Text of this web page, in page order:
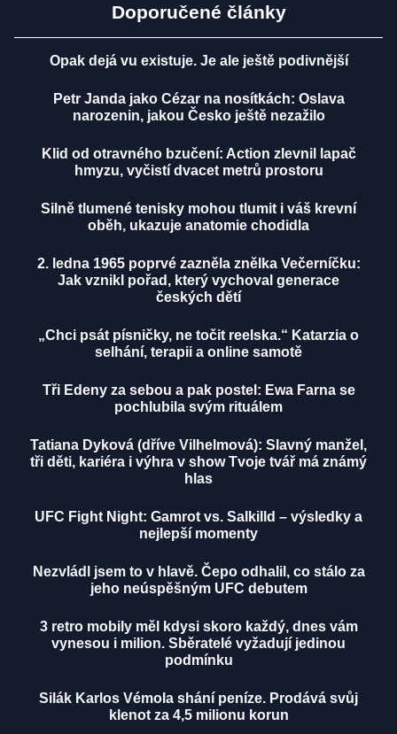
Doporučené články
Opak dejá vu existuje. Je ale ještě podivnější
Petr Janda jako Cézar na nosítkách: Oslava
narozenin, jakou Česko ještě nezažilo
Klid od otravného bzučení: Action zlevnil lapač
hmyzu, vyčistí dvacet metrů prostoru
Silně tlumené tenisky mohou tlumit i váš krevní
oběh, ukazuje anatomie chodidla
2. ledna 1965 poprvé zazněla znělka Večerníčku:
Jak vznikl pořad, který vychoval generace
českých dětí
„Chci psát písničky, ne točit reelska.“ Katarzia o
selhání, terapii a online samotě
Tři Edeny za sebou a pak postel: Ewa Farna se
pochlubila svým rituálem
Tatiana Dyková (dříve Vilhelmová): Slavný manžel,
tři děti, kariéra i výhra v show Tvoje tvář má známý
hlas
UFC Fight Night: Gamrot vs. Salkilld – výsledky a
nejlepší momenty
Nezvládl jsem to v hlavě. Čepo odhalil, co stálo za
jeho neúspěšným UFC debutem
3 retro mobily měl kdysi skoro každý, dnes vám
vynesou i milion. Sběratelé vyžadují jedinou
podmínku
Silák Karlos Vémola shání peníze. Prodává svůj
klenot za 4,5 milionu korun